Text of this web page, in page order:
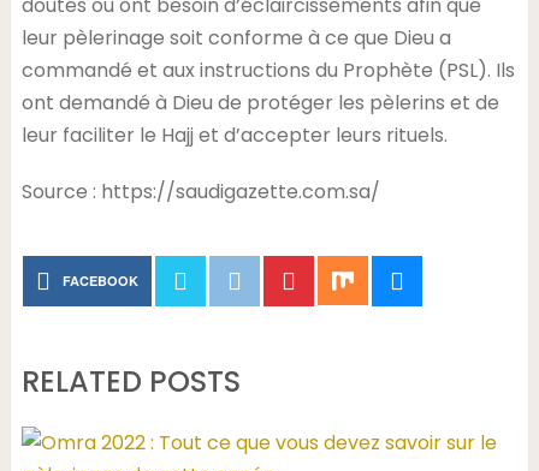
leur pèlerinage soit conforme à ce que Dieu a
commandé et aux instructions du Prophète (PSL). Ils
ont demandé à Dieu de protéger les pèlerins et de
leur faciliter le Hajj et d’accepter leurs rituels.
Source : https://saudigazette.com.sa/
FACEBOOK
RELATED POSTS